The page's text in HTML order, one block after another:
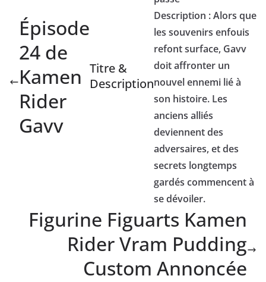
Épisode
24 de
Kamen
Rider
Gavv
Titre &
Description
Description : Alors que
les souvenirs enfouis
refont surface, Gavv
doit affronter un
nouvel ennemi lié à
son histoire. Les
anciens alliés
deviennent des
adversaires, et des
secrets longtemps
gardés commencent à
se dévoiler.
Figurine Figuarts Kamen
Rider Vram Pudding
Custom Annoncée